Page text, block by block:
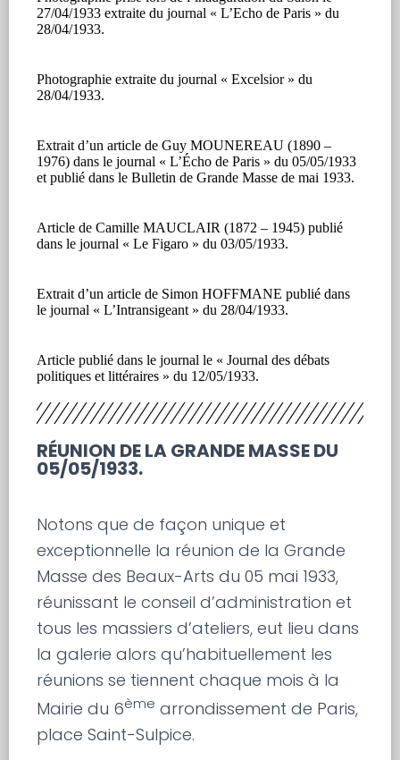
27/04/1933 extraite du journal « L’Echo de Paris » du
28/04/1933.
Photographie extraite du journal « Excelsior » du
28/04/1933.
Extrait d’un article de Guy MOUNEREAU (1890 –
1976) dans le journal « L’Écho de Paris » du 05/05/1933
et publié dans le Bulletin de Grande Masse de mai 1933.
Article de Camille MAUCLAIR (1872 – 1945) publié
dans le journal « Le Figaro » du 03/05/1933.
Extrait d’un article de Simon HOFFMANE publié dans
le journal « L’Intransigeant » du 28/04/1933.
Article publié dans le journal le « Journal des débats
politiques et littéraires » du 12/05/1933.
RÉUNION DE LA GRANDE MASSE DU
05/05/1933.
Notons que de façon unique et
exceptionnelle la réunion de la Grande
Masse des Beaux-Arts du 05 mai 1933,
réunissant le conseil d’administration et
tous les massiers d’ateliers, eut lieu dans
la galerie alors qu’habituellement les
réunions se tiennent chaque mois à la
Mairie du 6ème arrondissement de Paris,
place Saint-Sulpice.